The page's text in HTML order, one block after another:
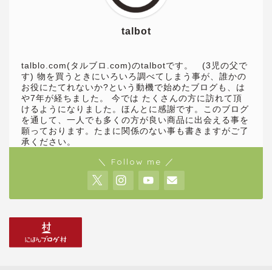
talbot
talblo.com(タルブロ.com)のtalbotです。 (3児の父で
す) 物を買うときにいろいろ調べてしまう事が、誰かの
お役にたてれないか?という動機で始めたブログも、は
や7年が経ちました。 今では たくさんの方に訪れて頂
けるようになりました。ほんとに感謝です。このブログ
を通して、一人でも多くの方が良い商品に出会える事を
願っております。たまに関係のない事も書きますがご了
承ください。
＼ Follow me ／